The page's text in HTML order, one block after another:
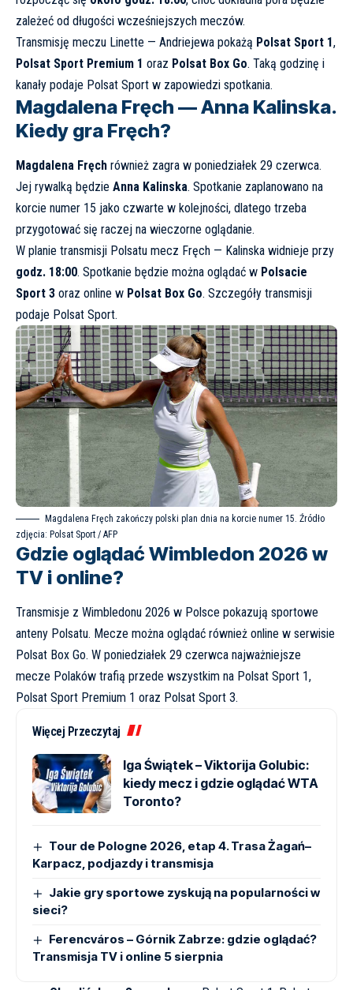
zależeć od długości wcześniejszych meczów.
Transmisję meczu Linette — Andriejewa pokażą Polsat Sport 1,
Polsat Sport Premium 1 oraz Polsat Box Go. Taką godzinę i
kanały podaje Polsat Sport w zapowiedzi spotkania.
Magdalena Fręch — Anna Kalinska.
Kiedy gra Fręch?
Magdalena Fręch również zagra w poniedziałek 29 czerwca.
Jej rywalką będzie Anna Kalinska. Spotkanie zaplanowano na
korcie numer 15 jako czwarte w kolejności, dlatego trzeba
przygotować się raczej na wieczorne oglądanie.
W planie transmisji Polsatu mecz Fręch — Kalinska widnieje przy
godz. 18:00. Spotkanie będzie można oglądać w Polsacie
Sport 3 oraz online w Polsat Box Go. Szczegóły transmisji
podaje Polsat Sport.
Magdalena Fręch zakończy polski plan dnia na korcie numer 15. Źródło
zdjęcia: Polsat Sport / AFP
Gdzie oglądać Wimbledon 2026 w
TV i online?
Transmisje z Wimbledonu 2026 w Polsce pokazują sportowe
anteny Polsatu. Mecze można oglądać również online w serwisie
Polsat Box Go. W poniedziałek 29 czerwca najważniejsze
mecze Polaków trafią przede wszystkim na Polsat Sport 1,
Polsat Sport Premium 1 oraz Polsat Sport 3.
Więcej Przeczytaj
Iga Świątek – Viktorija Golubic:
kiedy mecz i gdzie oglądać WTA
Toronto?
Tour de Pologne 2026, etap 4. Trasa Żagań–
Karpacz, podjazdy i transmisja
Jakie gry sportowe zyskują na popularności w
sieci?
Ferencváros – Górnik Zabrze: gdzie oglądać?
Transmisja TV i online 5 sierpnia